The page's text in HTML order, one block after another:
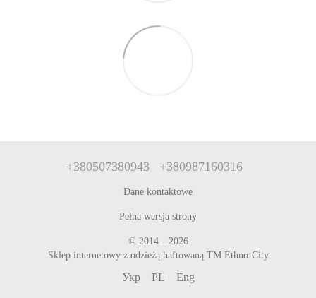
+380507380943 +380987160316
Dane kontaktowe
Pełna wersja strony
© 2014—2026
Sklep internetowy z odzieżą haftowaną TM Ethno-City
Укр PL Eng